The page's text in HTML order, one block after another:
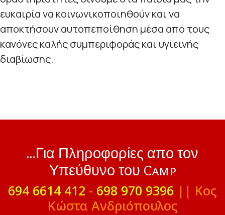
ευκαιρία να κοινωνικοποιηθούν και να
αποκτήσουν αυτοπεποίθηση μέσα από τους
κανόνες καλής συμπεριφοράς και υγιεινής
διαβίωσης.
...Για Πληροφορίες απο τον
Υπεύθυνο του Camp
694 6614 412 - 698 970 9396 || Κος
Κώστα Ανδριόπουλος